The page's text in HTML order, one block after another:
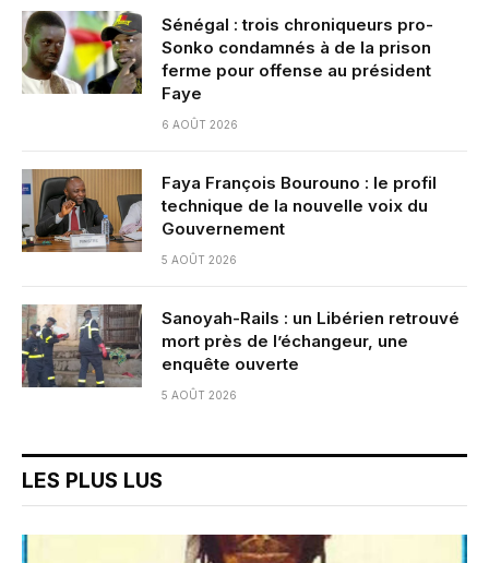
Sénégal : trois chroniqueurs pro-
Sonko condamnés à de la prison
ferme pour offense au président
Faye
6 AOÛT 2026
Faya François Bourouno : le profil
technique de la nouvelle voix du
Gouvernement
5 AOÛT 2026
Sanoyah-Rails : un Libérien retrouvé
mort près de l’échangeur, une
enquête ouverte
5 AOÛT 2026
LES PLUS LUS